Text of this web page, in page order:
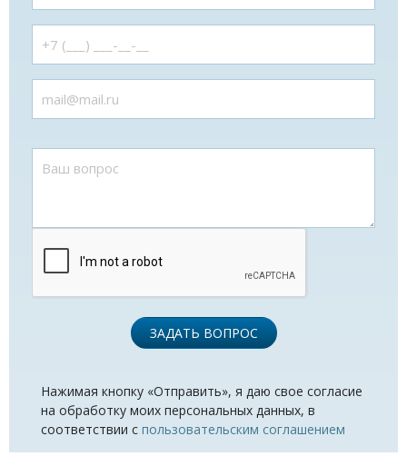
ЗАДАТЬ ВОПРОС
Нажимая кнопку «Отправить», я даю свое согласие
на обработку моих персональных данных, в
соответствии с пользовательским соглашением